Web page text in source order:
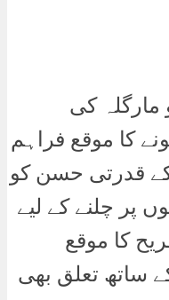
مارگلہ کی
کا موقع فراہم
قدرتی حسن کو
پر چلنے کے لیے
کا موقع
ساتھ تعلق بھی